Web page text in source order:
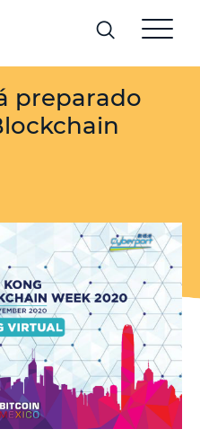
preparado